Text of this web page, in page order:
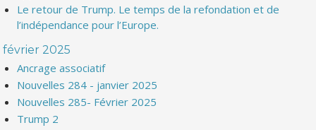
Le retour de Trump. Le temps de la refondation et de
l’indépendance pour l’Europe.
février 2025
Ancrage associatif
Nouvelles 284 - janvier 2025
Nouvelles 285- Février 2025
Trump 2